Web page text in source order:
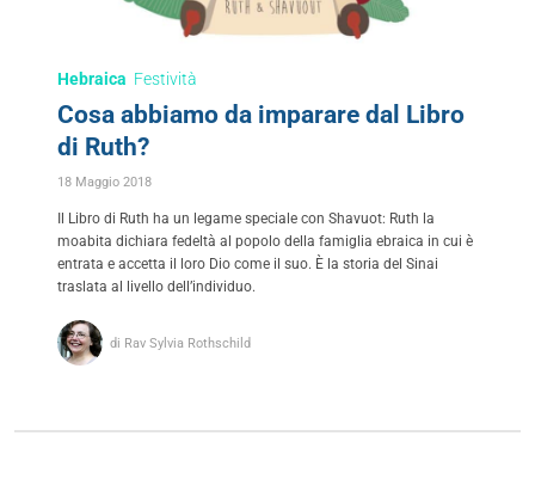
Hebraica Festività
Cosa abbiamo da imparare dal Libro
di Ruth?
18 Maggio 2018
Il Libro di Ruth ha un legame speciale con Shavuot: Ruth la
moabita dichiara fedeltà al popolo della famiglia ebraica in cui è
entrata e accetta il loro Dio come il suo. È la storia del Sinai
traslata al livello dell’individuo.
di Rav Sylvia Rothschild